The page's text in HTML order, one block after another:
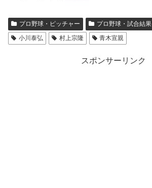
プロ野球・ピッチャー プロ野球・試合結果
小川泰弘
村上宗隆 青木宣親
スポンサーリンク